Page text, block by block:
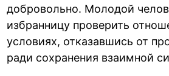
добровольно. Молодой
избранницу проверить
условиях, отказавшись от
ради сохранения взаимной